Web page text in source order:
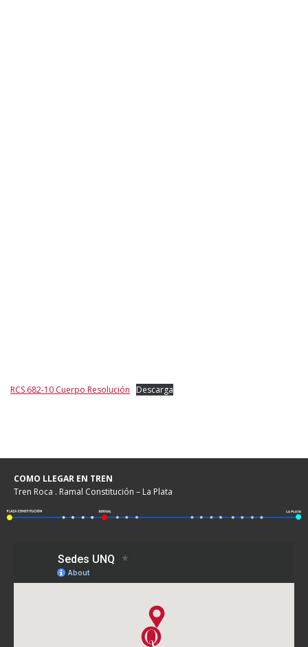
RCS 682-10 Cuerpo Resolución Descarga
COMO LLEGAR EN TREN
Tren Roca . Ramal Constitución – La Plata